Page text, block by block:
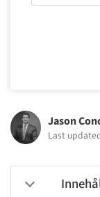
Jason
Last